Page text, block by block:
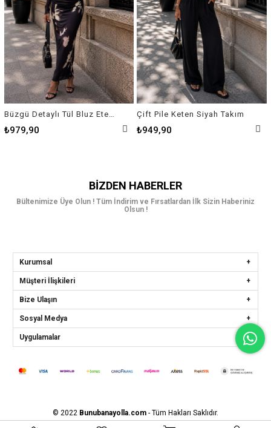
₺979,90
Çift Pile Keten Siyah Takım
₺949,90
BIZDEN HABERLER
Bültenimize Üye Olun ! Tüm İndirim ve Fırsatlardan İlk Sizin Haberiniz
Olsun !
Kurumsal
Müşteri İlişkileri
Bize Ulaşın
Sosyal Medya
Uygulamalar
© 2022 Bunubanayolla.com- Tüm Hakları Saklıdır.